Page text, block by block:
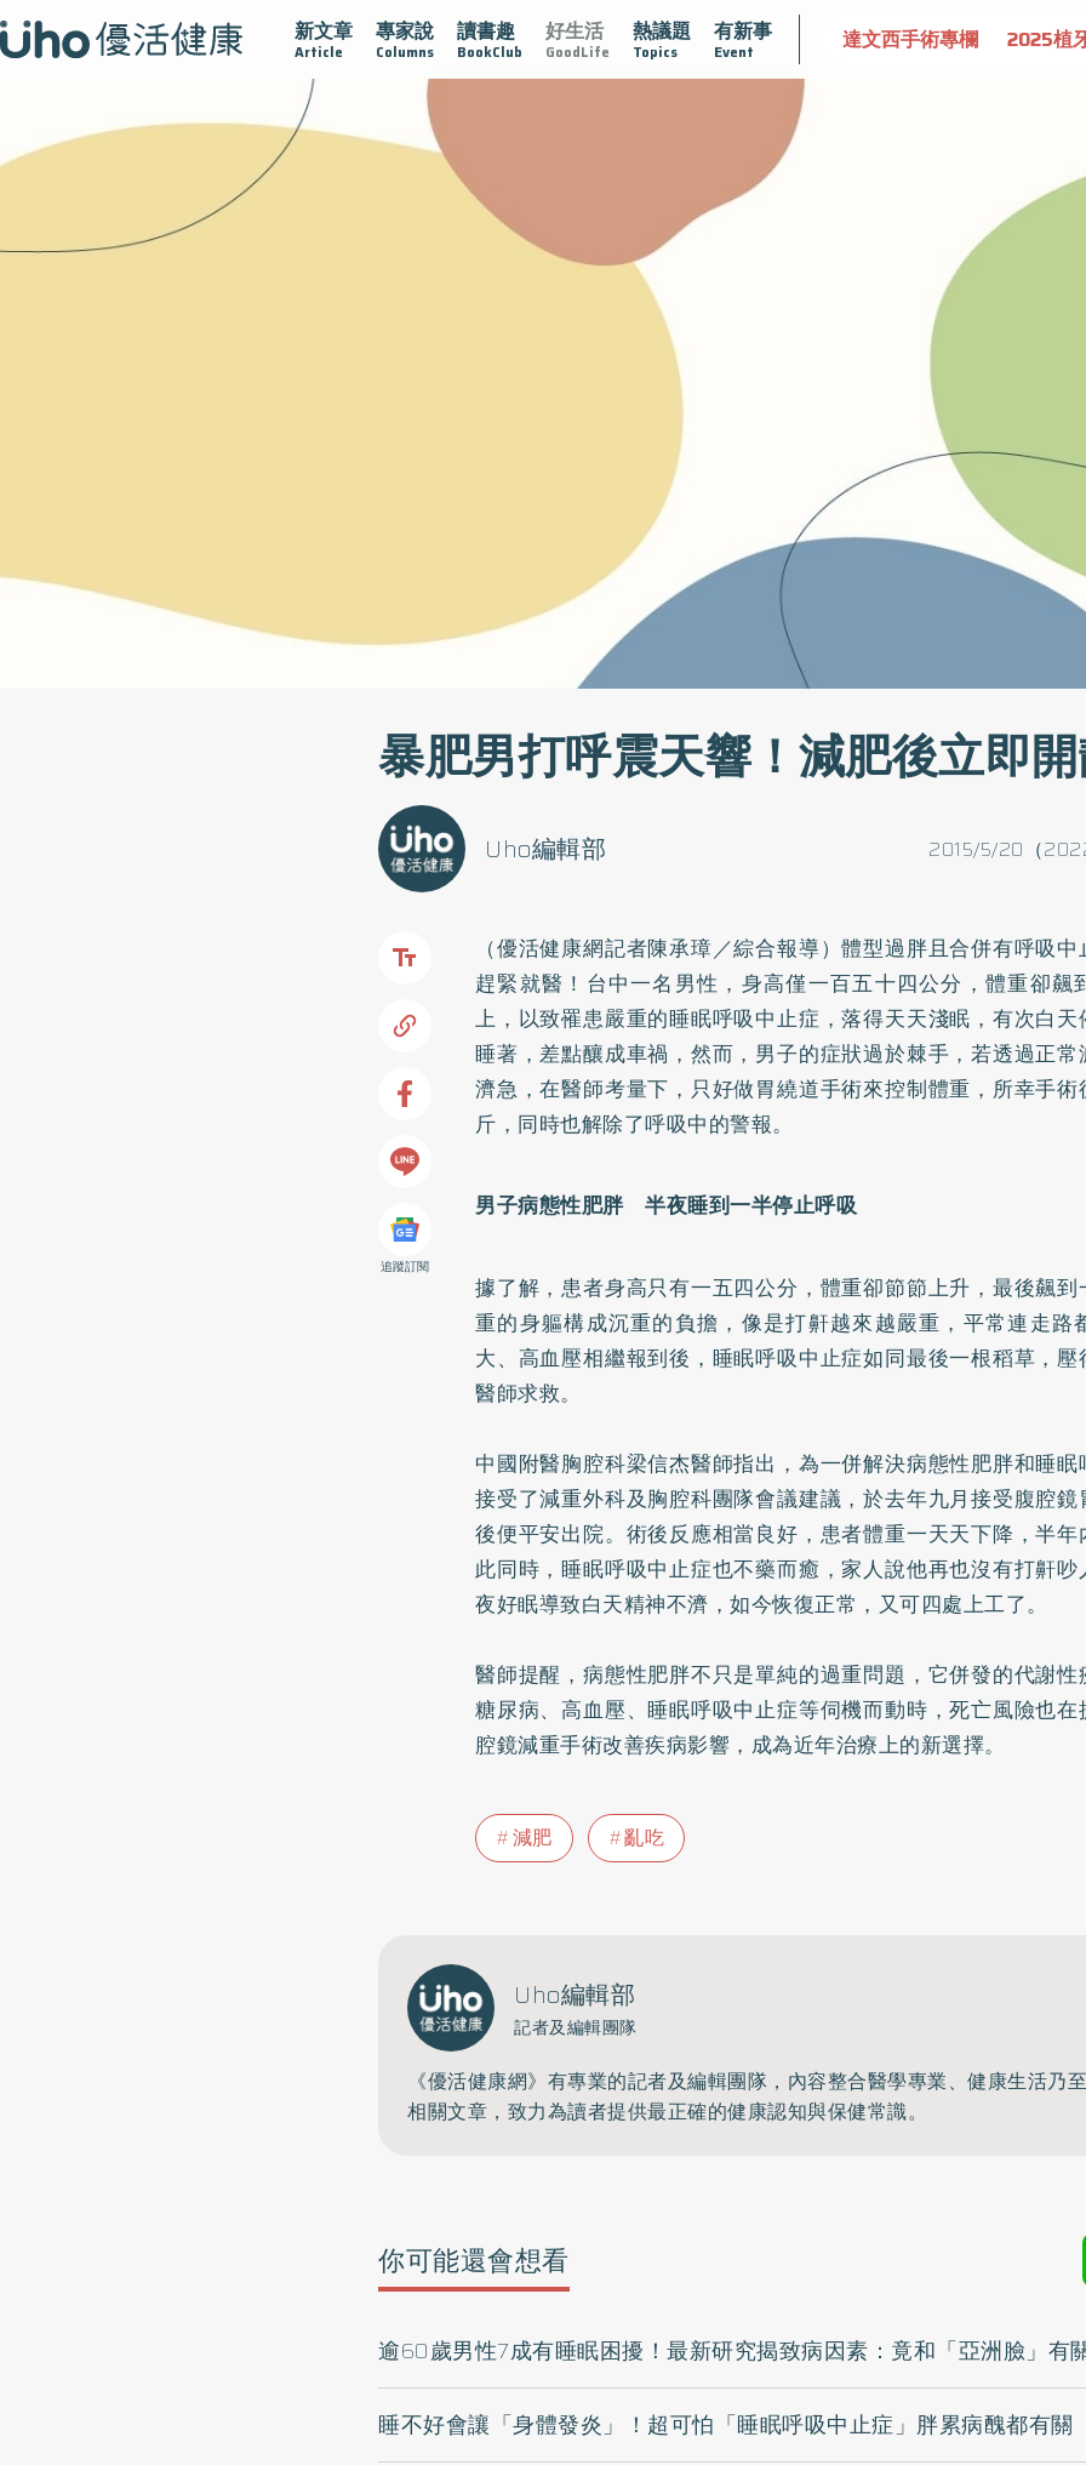
新文章
Article
專家說
Columns
讀書趣
BookClub
好生活
GoodLife
熱議題
Topics
有新事
Event
疫情保衛戰 再生醫學 愛的未來視 認識攝護腺肥大 守護骨骼健康 達文西手術專欄 2025植牙指南 漸凍不孤
暴肥男打呼震天響！減肥後立即
2015/5/20（
Uho編輯部
追蹤訂閱
（優活健康網記者陳承璋／綜合報導）體型過胖且合併有呼吸
趕緊就醫！台中一名男性，身高僅一百五十四公分，體重卻飆
上，以致罹患嚴重的睡眠呼吸中止症，落得天天淺眠，有次白
睡著，差點釀成車禍，然而，男子的症狀過於棘手，若透過正
濟急，在醫師考量下，只好做胃繞道手術來控制體重，所幸手
斤，同時也解除了呼吸中的警報。
男子病態性肥胖半夜睡到一半停止呼吸
據了解，患者身高只有一五四公分，體重卻節節上升，最後飆
重的身軀構成沉重的負擔，像是打鼾越來越嚴重，平常連走路
大、 高血壓相繼報到後，睡眠呼吸中止症如同最後一根稻草，
醫師求救。
中國附醫胸腔科梁信杰醫師指出，為一併解決病態性肥胖和睡
接受了減重外科及胸腔科團隊會議建議，於去年九月接受腹腔
後便平安出院。術後反應相當良好，患者體重一天天下降，半
此同時，睡眠呼吸中止症也不藥而癒，家人說他再也沒有打鼾
夜好眠導致白天精神不濟，如今恢復正常，又可四處上工了。
醫師提醒，病態性肥胖不只是單純的過重問題，它併發的代謝
糖尿病、高血壓、睡眠呼吸中止症等伺機而動時，死亡風險也
腔鏡減重手術改善疾病影響，成為近年治療上的新選擇。
減肥 亂吃
Uho編輯部
記者及編輯團隊
《優活健康網》有專業的記者及編輯團隊，內容整合醫學專業、健康生活乃
相關文章，致力為讀者提供最正確的健康認知與保健常識。
你可能還會想看
逾60歲男性7成有睡眠困擾！最新研究揭致病因素：竟和「亞洲臉」有
睡不好會讓「身體發炎」！超可怕「睡眠呼吸中止症」胖累病醜都有關